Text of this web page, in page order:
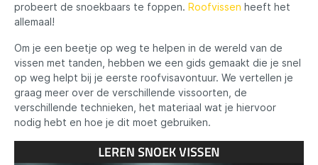
probeert de snoekbaars te foppen. Roofvissen heeft het
allemaal!
Om je een beetje op weg te helpen in de wereld van de
vissen met tanden, hebben we een gids gemaakt die je snel
op weg helpt bij je eerste roofvisavontuur. We vertellen je
graag meer over de verschillende vissoorten, de
verschillende technieken, het materiaal wat je hiervoor
nodig hebt en hoe je dit moet gebruiken.